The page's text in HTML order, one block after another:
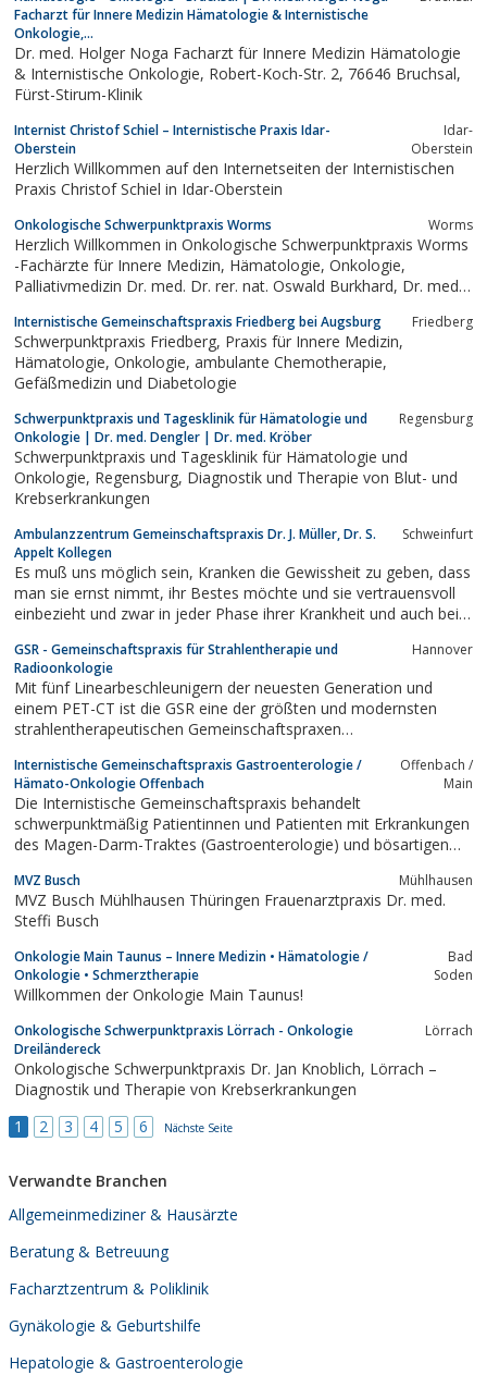
Facharzt für Innere Medizin Hämatologie & Internistische
Onkologie,...
Dr. med. Holger Noga Facharzt für Innere Medizin Hämatologie
& Internistische Onkologie, Robert-Koch-Str. 2, 76646 Bruchsal,
Fürst-Stirum-Klinik
Internist Christof Schiel – Internistische Praxis Idar-
Oberstein
Idar-
Oberstein
Herzlich Willkommen auf den Internetseiten der Internistischen
Praxis Christof Schiel in Idar-Oberstein
Onkologische Schwerpunktpraxis Worms Worms
Herzlich Willkommen in Onkologische Schwerpunktpraxis Worms
-Fachärzte für Innere Medizin, Hämatologie, Onkologie,
Palliativmedizin Dr. med. Dr. rer. nat. Oswald Burkhard, Dr. med.
Internistische Gemeinschaftspraxis Friedberg bei Augsburg Friedberg
Schwerpunktpraxis Friedberg, Praxis für Innere Medizin,
Hämatologie, Onkologie, ambulante Chemotherapie,
Gefäßmedizin und Diabetologie
Schwerpunktpraxis und Tagesklinik für Hämatologie und
Onkologie | Dr. med. Dengler | Dr. med. Kröber
Regensburg
Schwerpunktpraxis und Tagesklinik für Hämatologie und
Onkologie, Regensburg, Diagnostik und Therapie von Blut- und
Krebserkrankungen
Ambulanzzentrum Gemeinschaftspraxis Dr. J. Müller, Dr. S.
Appelt Kollegen
Schweinfurt
Es muß uns möglich sein, Kranken die Gewissheit zu geben, dass
man sie ernst nimmt, ihr Bestes möchte und sie vertrauensvoll
einbezieht und zwar in jeder Phase ihrer Krankheit und auch bei
dem Patienten muß stets von einer hohen, umfassenden und
konstanten...
GSR - Gemeinschaftspraxis für Strahlentherapie und
Radioonkologie
Hannover
Mit fünf Linearbeschleunigern der neuesten Generation und
einem PET-CT ist die GSR eine der größten und modernsten
strahlentherapeutischen Gemeinschaftspraxen
Internistische Gemeinschaftspraxis Gastroenterologie /
Hämato-Onkologie Offenbach
Offenbach /
Main
Die Internistische Gemeinschaftspraxis behandelt
schwerpunktmäßig Patientinnen und Patienten mit Erkrankungen
des Magen-Darm-Traktes (Gastroenterologie) und bösartigen
Onkologie). Die Internistische Gemeinschaftspraxis Offenbach ist
eine Zuweisungspraxis und ausschließlich...
MVZ Busch Mühlhausen
MVZ Busch Mühlhausen Thüringen Frauenarztpraxis Dr. med.
Steffi Busch
Onkologie Main Taunus – Innere Medizin • Hämatologie /
Onkologie • Schmerztherapie
Bad
Soden
Willkommen der Onkologie Main Taunus!
Onkologische Schwerpunktpraxis Lörrach - Onkologie
Dreiländereck
Lörrach
Onkologische Schwerpunktpraxis Dr. Jan Knoblich, Lörrach –
Diagnostik und Therapie von Krebserkrankungen
1
2 3 4 5 6 Nächste Seite
Verwandte Branchen
Allgemeinmediziner & Hausärzte
Beratung & Betreuung
Facharztzentrum & Poliklinik
Gynäkologie & Geburtshilfe
Hepatologie & Gastroenterologie